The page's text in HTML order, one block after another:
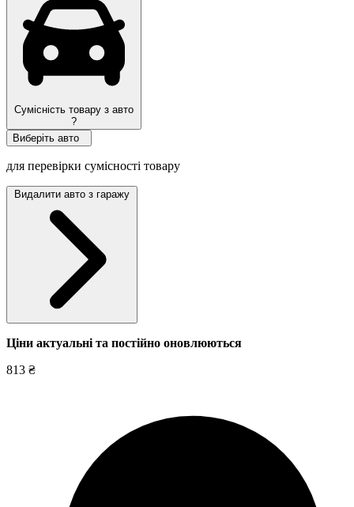
Сумісність товару з авто
?
Виберіть авто
для перевірки сумісності товару
Видалити авто з гаражу
Ціни актуальні та постійно оновлюються
813 ₴